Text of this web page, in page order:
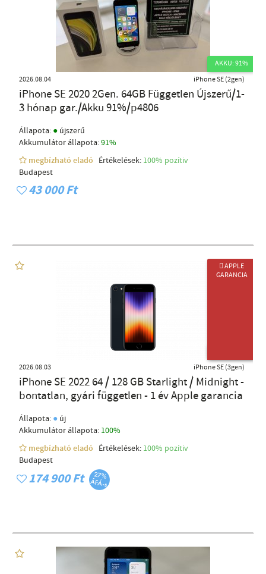
AKKU: 91%
2026.08.04
iPhone SE (2gen)
iPhone SE 2020 2Gen. 64GB Független Újszerű/1-
3 hónap gar./Akku 91%/p4806
Állapota: ● újszerű
Akkumulátor állapota:91%
megbízható eladó
Értékelések: 100% pozítiv
Budapest
43 000 Ft
 APPLE
GARANCIA
2026.08.03 iPhone SE (3gen)
iPhone SE 2022 64 / 128 GB Starlight / Midnight -
bontatlan, gyári független - 1 év Apple garancia
Állapota: ● új
Akkumulátor állapota: 100%
megbízható eladó
Értékelések: 100% pozítiv
Budapest
174 900 Ft